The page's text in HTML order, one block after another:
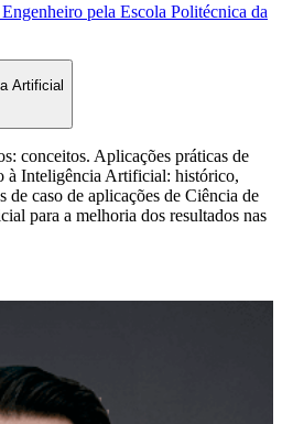
pela Escola Politécnica da
Artificial
conceitos. Aplicações práticas de
à Inteligência Artificial: histórico,
de caso de aplicações de Ciência de
para a melhoria dos resultados nas